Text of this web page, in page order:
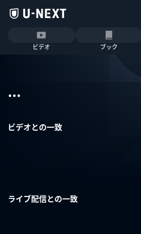
ビデオ ブック
...
ビデオとの一致
ライブ配信との一致